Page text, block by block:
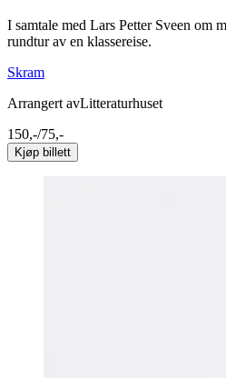
I samtale med Lars Petter Sveen om
rundtur av en klassereise.
Skram
Arrangert avLitteraturhuset
150,-/75,-
Kjøp billett